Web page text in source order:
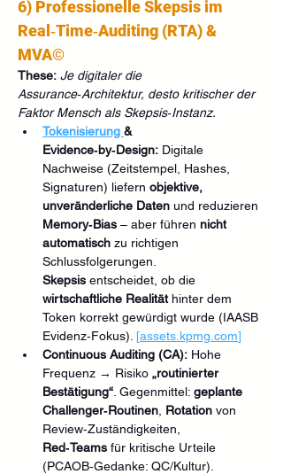
6) Professionelle Skepsis im
Real‑Time‑Auditing (RTA) &
MVA©
These: Je digitaler die
Assurance‑Architektur, desto kritischer der
Faktor Mensch als Skepsis‑Instanz.
Tokenisierung &
Evidence‑by‑Design: Digitale
Nachweise (Zeitstempel, Hashes,
Signaturen) liefern objektive,
unveränderliche Daten und reduzieren
Memory‑Bias – aber führen nicht
automatisch zu richtigen
Schlussfolgerungen.
Skepsis entscheidet, ob die
wirtschaftliche Realität hinter dem
Token korrekt gewürdigt wurde (IAASB
Evidenz‑Fokus). [assets.kpmg.com]
Continuous Auditing (CA): Hohe
Frequenz → Risiko „routinierter
Bestätigung“ . Gegenmittel: geplante
Challenger‑Routinen Rotation von
Review‑Zuständigkeiten,
Red‑Teams für kritische Urteile
(PCAOB‑Gedanke: QC/Kultur).